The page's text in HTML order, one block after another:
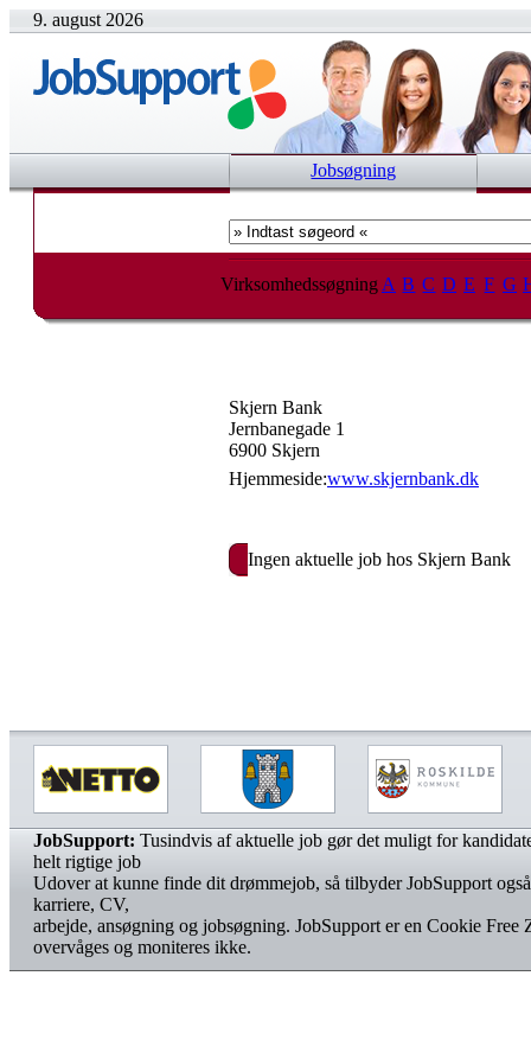
9. august 2026
Jobsøgning
Virksomhedssøgning A B C D E F G
Skjern Bank
Jernbanegade 1
6900 Skjern
Hjemmeside:www.skjernbank.dk
Ingen aktuelle job hos Skjern Bank
JobSupport: Tusindvis af aktuelle job gør det muligt for
helt rigtige job
Udover at kunne finde dit drømmejob, så tilbyder JobSupport
karriere, CV,
arbejde, ansøgning og jobsøgning. JobSupport er en Cookie Free
overvåges og moniteres ikke.